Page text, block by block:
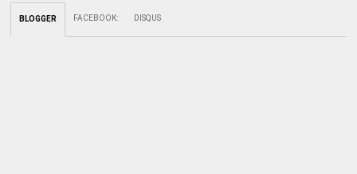
BLOGGER FACEBOOK: DISQUS